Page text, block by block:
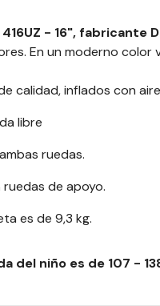
- 16", fabricante
En un moderno color
calidad, inflados con
libre
ruedas.
de apoyo.
es de 9,3 kg.
del niño es de 107 -